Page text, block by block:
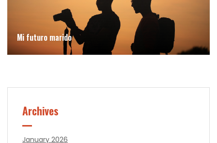
Mi futuro marido
Archives
January 2026